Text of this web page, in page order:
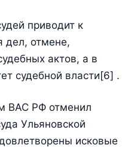
приводит к
дел, отмене,
актов, а в
судебной власти[6] .
ВАС РФ отменил
Ульяновской
исковые